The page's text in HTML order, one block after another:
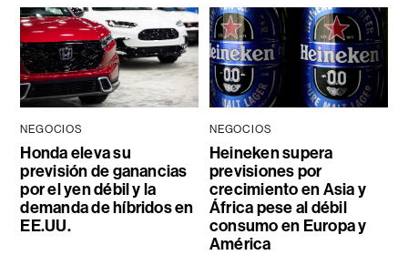
NEGOCIOS
Honda eleva su
previsión de ganancias
por el yen débil y la
demanda de híbridos en
EE.UU.
NEGOCIOS
Heineken supera
previsiones por
crecimiento en Asia y
África pese al débil
consumo en Europa y
América